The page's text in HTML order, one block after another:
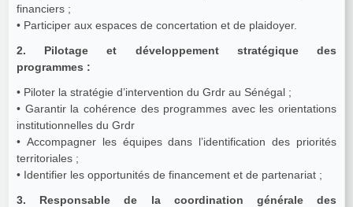
financiers ;
• Participer aux espaces de concertation et de plaidoyer.
2. Pilotage et développement stratégique des
programmes :
• Piloter la stratégie d’intervention du Grdr au Sénégal ;
• Garantir la cohérence des programmes avec les orientations
institutionnelles du Grdr
• Accompagner les équipes dans l’identification des priorités
territoriales ;
• Identifier les opportunités de financement et de partenariat ;
3. Responsable de la coordination générale des